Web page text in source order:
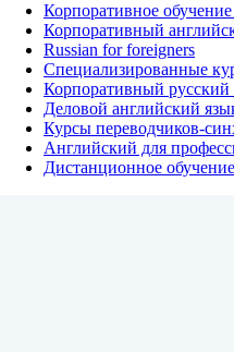
Корпоративное
Корпоративный
Russian for foreigners
Специализированные
Корпоративный русский
Деловой английский
Курсы переводчиков-
Английский для
Дистанционное обучение